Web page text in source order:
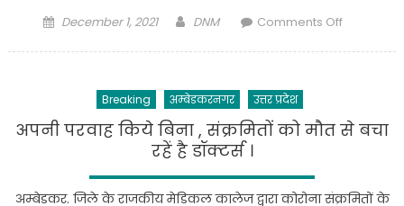
कोरोना
148
हुआ
Posted
December 1, 2021 Author
DNM Comments Offon
गई
Breaking अम्बेडकरनगर उत्तर प्रदेश
अपनी परवाह किये बिना , संक्रमितों को मौत से बचा
रहें है डॉक्टर्स ।
अम्बेडकर. जिले के राजकीय मेडिकल कालेज द्वारा कोरोना संक्रमितों के